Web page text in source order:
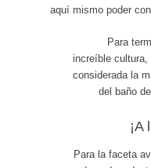
aquí mismo poder
Para
increíble
considerada la
del baño
¡A
Para la faceta